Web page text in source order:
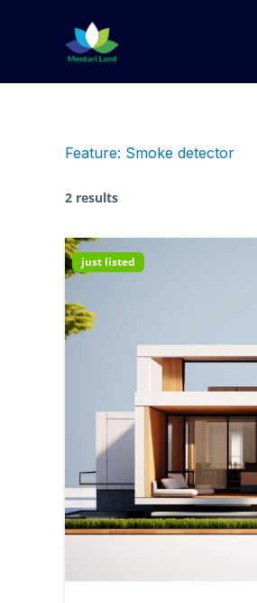
Feature: Smoke detector
2 results
just listed